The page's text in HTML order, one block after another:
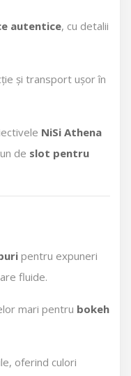
autentice, cu detalii
și transport ușor în
NiSi Athena
de slot pentru
pentru expuneri
fluide.
mari pentru bokeh
oferind culori